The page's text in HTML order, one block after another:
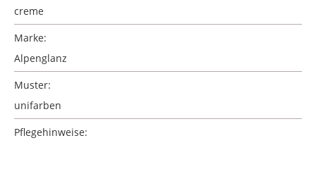
creme
Marke:
Alpenglanz
Muster:
unifarben
Pflegehinweise: